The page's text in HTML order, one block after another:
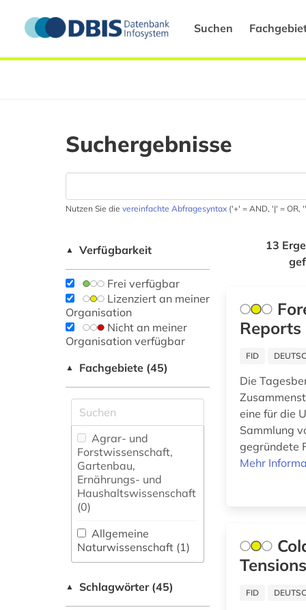
Suchen
Suchergebnisse
Nutzen Sie die vereinfachte Abfragesyntax ('+' = AND, '|' = OR,
▲ Verfügbarkeit
Frei verfügbar
Lizenziert an meiner
Organisation
Nicht an meiner
Organisation verfügbar
▲ Fachgebiete (45)
Agrar- und
Forstwissenschaft,
Gartenbau,
Ernährungs- und
Haushaltswissenschaft
(0)
Allgemeine
Naturwissenschaft (1)
fachübergreifende
▲ Schlagwörter (45)
13
Reports
FID
Die
eine für die
Sammlung
gegründete
Mehr
FID